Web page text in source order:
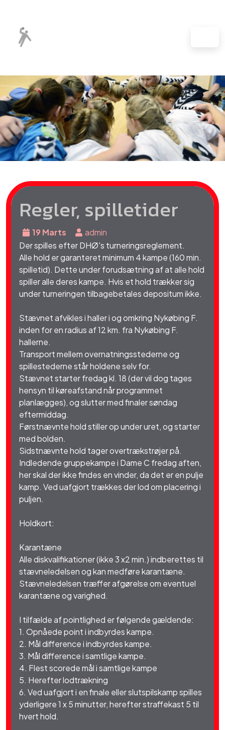
Regler, spilletider
19 Marts
admin
Der spilles efter DHØ's turneringsreglement.
Alle hold er garanteret minimum 4 kampe (160 min.
spilletid). Dette under forudsætning af at alle hold
spiller alle deres kampe. Hvis et hold trækker sig
under turneringen tilbagebetales depositum ikke.
Stævnet afvikles i haller i og omkring Nykøbing F.
inden for en radius af 12 km. fra Nykøbing F.
hallerne.
Transport mellem overnatningsstederne og
spillestederne står holdene selv for.
Stævnet starter fredag kl. 18 (der vil dog tages
hensyn til køreafstand når programmet
planlægges), og slutter med finaler søndag
eftermiddag.
Førstnævnte hold stiller op under uret, og starter
med bolden.
Sidstnævnte hold tager overtrækstrøjer på.
Indledende gruppekampe i Dame C fredag aften,
her skal der ikke findes en vinder, da det er en pulje
kamp. Ved uafgjort trækkes der lod om placering i
puljen.
Holdkort:
Karantæne
Alle diskvalifikationer (ikke 3 x2 min.) indberettes til
stævneledelsen og kan medføre karantæne.
Stævneledelsen træffer afgørelse om eventuel
karantæne og varighed.
I tilfælde af pointlighed er følgende gældende:
1. Opnåede point i indbyrdes kampe.
2. Mål difference i indbyrdes kampe.
3. Mål difference i samtlige kampe.
4. Flest scorede mål i samtlige kampe
5. Herefter lodtrækning
6. Ved uafgjort i en finale eller slutspilskamp spilles
yderligere 1 x 5 minutter, herefter straffekast 5 til
hvert hold.